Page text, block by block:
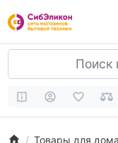
Товары для дома